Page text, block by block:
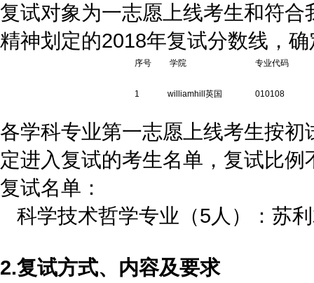
复试对象为一志愿上线考生和符
精神划定的2018年复试分数线，
序号 学院 专业代码
1 williamhill英国 010108
各学科专业第一志愿上线考生按
定进入复试的考生名单，复试比例
复试名单：
科学技术哲学专业（5人）：苏
2.复试方式、内容及要求